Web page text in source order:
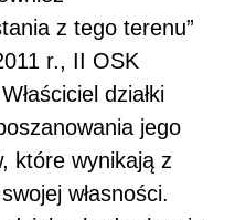
z tego terenu”
r., II OSK
działki
jego
które wynikają z
własności.